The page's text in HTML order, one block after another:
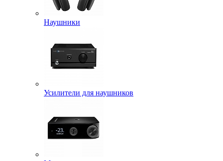
Наушники
Усилители для наушников